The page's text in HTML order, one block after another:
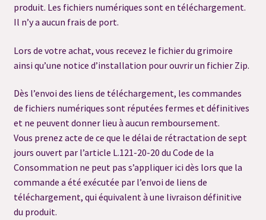
Commande Spéciale
Consultation Capacités
Consultation flash message
Consultation flash question
Consultation préalable de Dégagement
Consultation sortilège personnalisé
produit. Les fichiers numériques sont en téléchargement.
Il n’y a aucun frais de port.
Lors de votre achat, vous recevez le fichier du grimoire
ainsi qu’une notice d’installation pour ouvrir un fichier Zip.
Dès l’envoi des liens de téléchargement, les commandes
de fichiers numériques sont réputées fermes et définitives
et ne peuvent donner lieu à aucun remboursement.
Vous prenez acte de ce que le délai de rétractation de sept
jours ouvert par l’article L.121-20-20 du Code de la
Consommation ne peut pas s’appliquer ici dès lors que la
commande a été exécutée par l’envoi de liens de
téléchargement, qui équivalent à une livraison définitive
du produit.